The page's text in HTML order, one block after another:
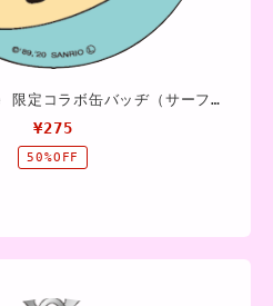
ポチャッコ cafe 限定コラボ缶バッヂ（サーフボード）
¥275
50%OFF